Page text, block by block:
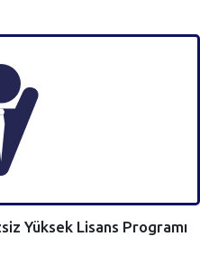
Yüksek Lisans Programı